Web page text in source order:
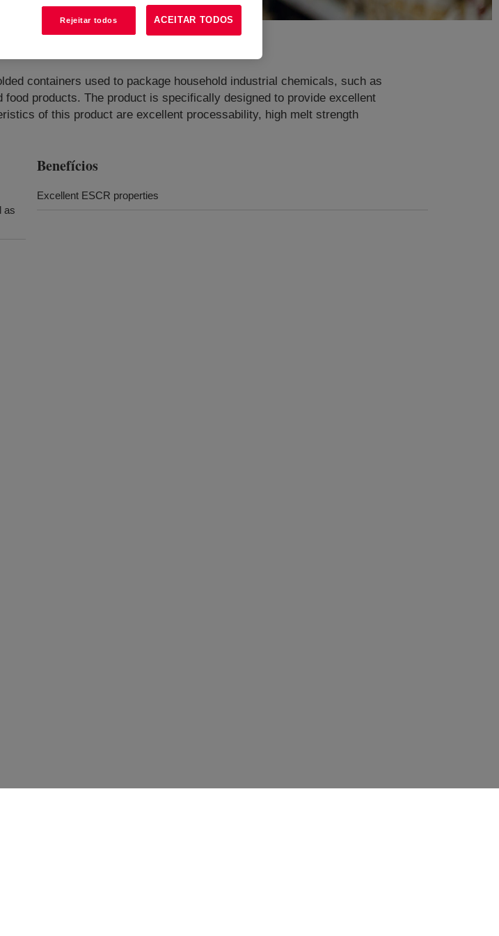
containers used to package household industrial chemicals, such as
products. The product is specifically designed to provide excellent
of this product are excellent processability, high melt strength
as
Benefícios
Excellent ESCR properties
Rejeitar todos ACEITAR TODOS